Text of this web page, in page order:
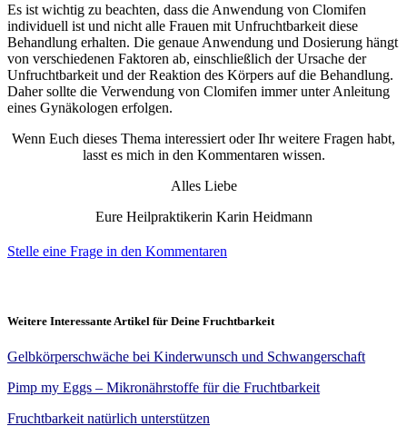
Es ist wichtig zu beachten, dass die Anwendung von Clomifen
individuell ist und nicht alle Frauen mit Unfruchtbarkeit diese
Behandlung erhalten. Die genaue Anwendung und Dosierung hängt
von verschiedenen Faktoren ab, einschließlich der Ursache der
Unfruchtbarkeit und der Reaktion des Körpers auf die Behandlung.
Daher sollte die Verwendung von Clomifen immer unter Anleitung
eines Gynäkologen erfolgen.
Wenn Euch dieses Thema interessiert oder Ihr weitere Fragen habt,
lasst es mich in den Kommentaren wissen.
Alles Liebe
Eure Heilpraktikerin Karin Heidmann
Stelle eine Frage in den Kommentaren
Weitere Interessante Artikel für Deine Fruchtbarkeit
Gelbkörperschwäche bei Kinderwunsch und Schwangerschaft
Pimp my Eggs – Mikronährstoffe für die Fruchtbarkeit
Fruchtbarkeit natürlich unterstützen